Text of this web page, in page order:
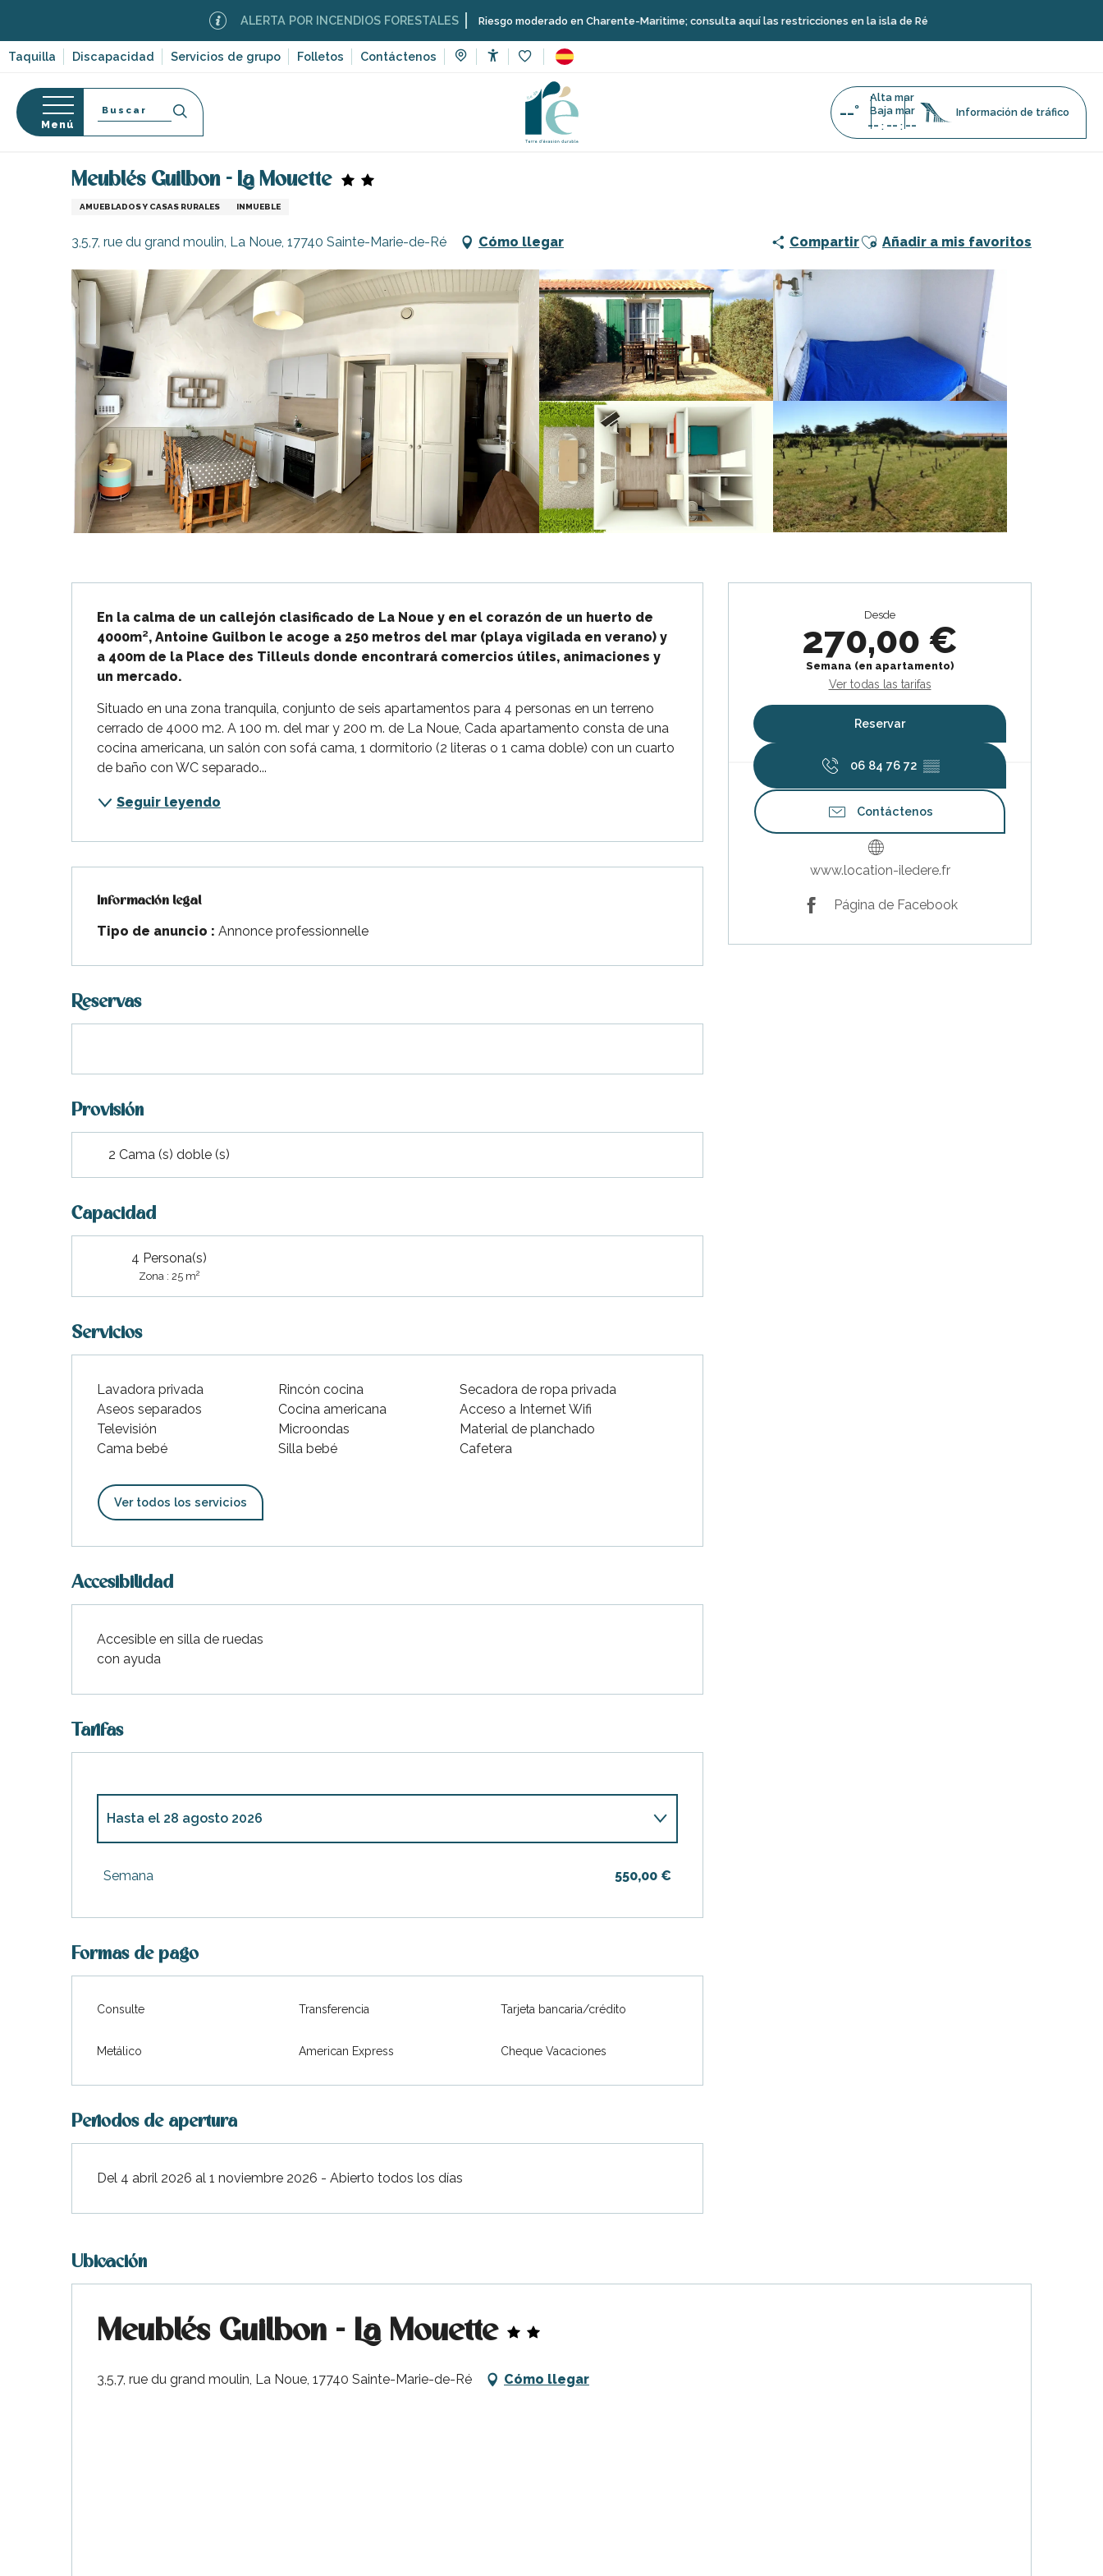
contenu
principal
Taquilla Discapacidad Servicios de grupo Folletos Contáctenos
ALERTA POR INCENDIOS FORESTALES Riesgo moderado en Charente-Maritime; consulta aquí las restricciones en la isla de Ré
Plage-en-
sur-
Marie-de-Ré
Menú
Buscar --°
Alta mar
Baja mar
-- : -- : --
Información de tráfico
Página Web Meublés Guilbon - La Mouette
Meublés Guilbon - La Mouette
AMUEBLADOS Y CASAS RURALES INMUEBLE
3,5,7, rue du grand moulin, La Noue, 17740 Sainte-Marie-de-Ré Cómo llegar CompartirAjouter aux favoris
Añadir a mis favoritos
Desde
270,00 €
Semana (en apartamento)
Ver todas las tarifas
Reservar
06 84 76 72 ▒▒
Contáctenos
www.location-iledere.fr
Página de Facebook
En la calma de un callejón clasificado de La Noue y en el corazón de un huerto de
4000m², Antoine Guilbon le acoge a 250 metros del mar (playa vigilada en verano) y
a 400m de la Place des Tilleuls donde encontrará comercios útiles, animaciones y
un mercado.
Situado en una zona tranquila, conjunto de seis apartamentos para 4 personas en un terreno
cerrado de 4000 m2. A 100 m. del mar y 200 m. de La Noue, Cada apartamento consta de una
cocina americana, un salón con sofá cama, 1 dormitorio (2 literas o 1 cama doble) con un cuarto
de baño con WC separado...
Seguir leyendo
Información legal
Información legal
Tipo de anuncio : Annonce professionnelle
Reservas
Provisión
2 Cama (s) doble (s)
Capacidad
4 Persona(s)
Zona : 25 m2
Servicios
Lavadora privada Rincón cocina
Secadora de ropa privada
Aseos separados
Cocina americana
Acceso a Internet Wifi
Televisión
Microondas
Material de planchado
Cama bebé
Silla bebé Cafetera
Ver todos los servicios
Accesibilidad
Accesible en silla de ruedas
con ayuda
Tarifas
Desde20 junio 2026
Hasta el 28 agosto 2026
Desde 25 septiembre 2026
Desde hasta1 noviembre 2026
Semana 550,00 €
Formas de pago
Consulte Transferencia Tarjeta bancaria/crédito
Metálico American Express Cheque Vacaciones
Periodos de apertura
Del 4 abril 2026 al 1 noviembre 2026 - Abierto todos los días
Ubicación
Meublés Guilbon - La Mouette
3,5,7, rue du grand moulin, La Noue, 17740 Sainte-Marie-de-Ré Cómo llegar